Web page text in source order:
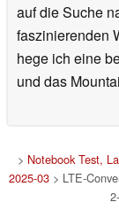
auf die Suche
faszinierenden
hege ich eine
und das
> Notebook Test,
2025-03> LTE-